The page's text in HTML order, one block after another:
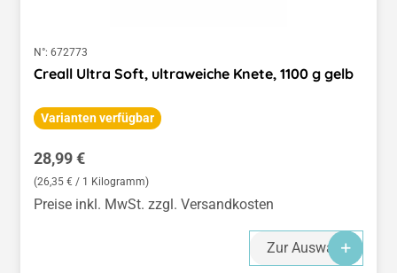
N°: 672773
Creall Ultra Soft, ultraweiche Knete, 1100 g gelb
Varianten verfügbar
Regulärer Preis:
28,99 €
(26,35 € / 1 Kilogramm)
Preise inkl. MwSt. zzgl. Versandkosten
Zur Auswahl